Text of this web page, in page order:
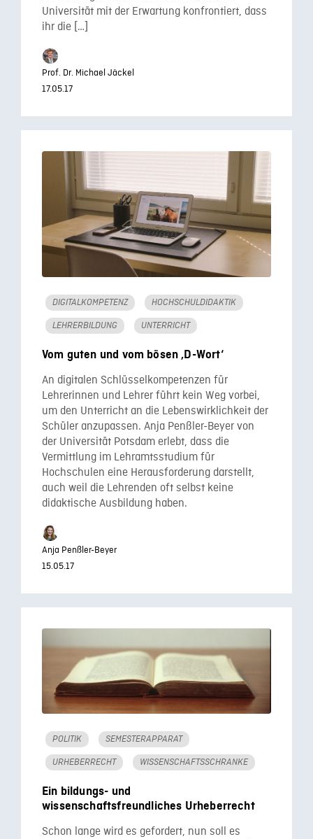
Universität mit der Erwartung konfrontiert, dass
ihr die […]
Prof. Dr. Michael Jäckel
17.05.17
DIGITALKOMPETENZ HOCHSCHULDIDAKTIK
LEHRERBILDUNG UNTERRICHT
Vom guten und vom bösen ‚D-Wort‘
An digitalen Schlüsselkompetenzen für
Lehrerinnen und Lehrer führt kein Weg vorbei,
um den Unterricht an die Lebenswirklichkeit der
Schüler anzupassen. Anja Penßler-Beyer von
der Universität Potsdam erlebt, dass die
Vermittlung im Lehramtsstudium für
Hochschulen eine Herausforderung darstellt,
auch weil die Lehrenden oft selbst keine
didaktische Ausbildung haben.
Anja Penßler-Beyer
15.05.17
POLITIK SEMESTERAPPARAT
URHEBERRECHT WISSENSCHAFTSSCHRANKE
Ein bildungs- und
wissenschaftsfreundliches Urheberrecht
Schon lange wird es gefordert, nun soll es